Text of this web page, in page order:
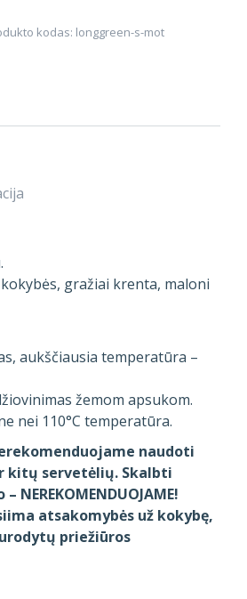
kodas: longgreen-s-mot
gražiai krenta, maloni
aukščiausia temperatūra –
žemom apsukom.
nei 110°C temperatūra.
naudoti
kitų servetėlių. Skalbti
NEREKOMENDUOJAME!
atsakomybės už kokybę,
priežiūros